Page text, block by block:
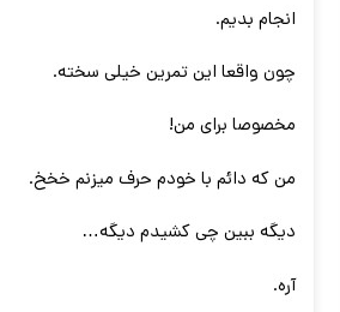
انجام بدیم.
چون واقعا این تمرین خیلی سخته.
مخصوصا برای من!
من که دائم با خودم حرف میزنم خخخ.
دیگه ببین چی کشیدم دیگه…
آره.